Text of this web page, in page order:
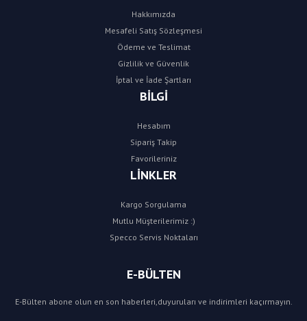
Hakkımızda
Mesafeli Satış Sözleşmesi
Ödeme ve Teslimat
Gizlilik ve Güvenlik
İptal ve İade Şartları
BİLGİ
Hesabım
Sipariş Takip
Favorileriniz
LİNKLER
Kargo Sorgulama
Mutlu Müşterilerimiz :)
Specco Servis Noktaları
E-BÜLTEN
E-Bülten abone olun en son haberleri,duyuruları ve indirimleri kaçırmayın.